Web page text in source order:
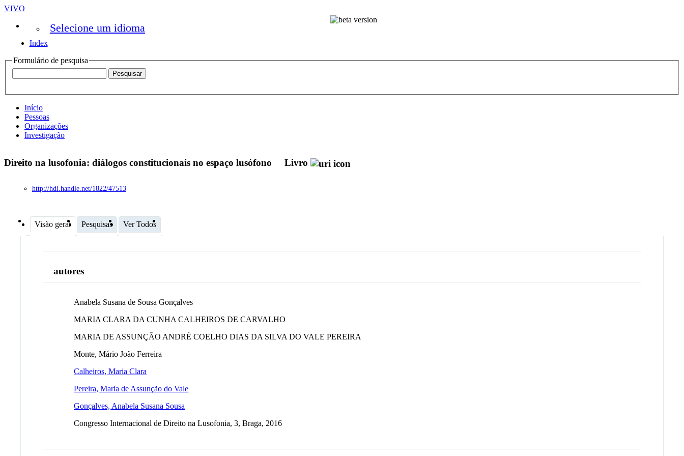
VIVO
Selecione um idioma
Index
Formulário de pesquisa
Início
Pessoas
Organizações
Investigação
Direito na lusofonia: diálogos constitucionais no espaço lusófono Livro
http://hdl.handle.net/1822/47513
Visão geral Pesquisas Ver Todos
autores
Anabela Susana de Sousa Gonçalves
MARIA CLARA DA CUNHA CALHEIROS DE CARVALHO
MARIA DE ASSUNÇÃO ANDRÉ COELHO DIAS DA SILVA DO VALE PEREIRA
Monte, Mário João Ferreira
Calheiros, Maria Clara
Pereira, Maria de Assunção do Vale
Gonçalves, Anabela Susana Sousa
Congresso Internacional de Direito na Lusofonia, 3, Braga, 2016